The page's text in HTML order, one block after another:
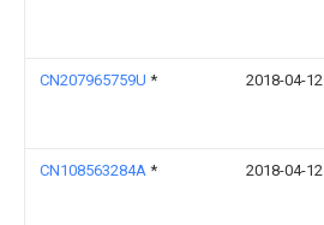
CN207965759U * 2018-04-12
CN108563284A * 2018-04-12